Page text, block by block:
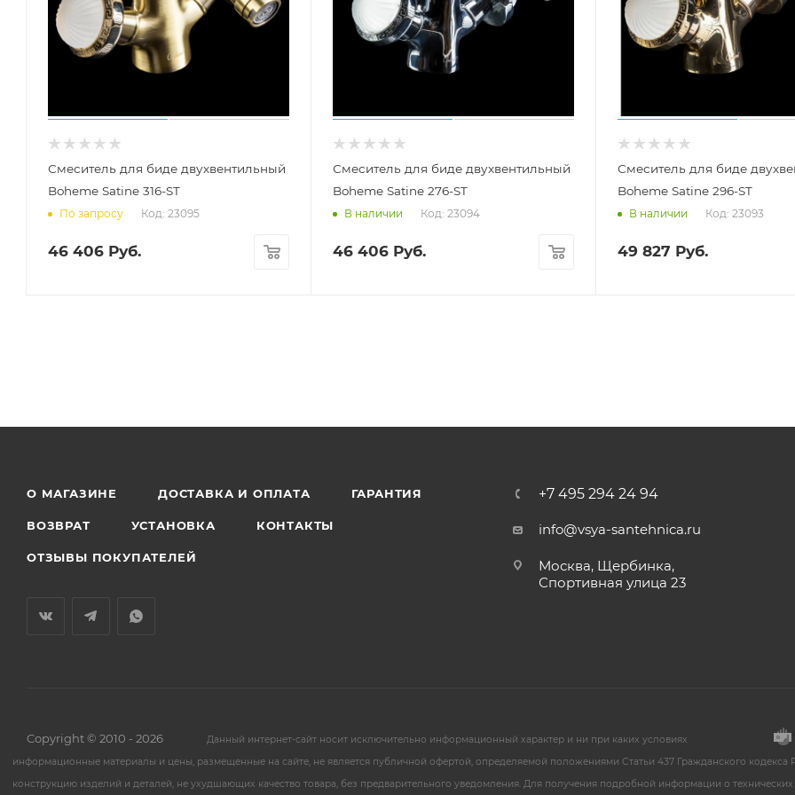
Смеситель для биде двухвентильный
Boheme Satine 316-ST
По запросу Код: 23095
46 406 Руб.
Смеситель для биде двухвентильный
Boheme Satine 276-ST
В наличии Код: 23094
46 406 Руб.
Смеситель для биде
Boheme Satine 296-ST
В наличии Код: 23093
49 827 Руб.
О МАГАЗИНЕ ДОСТАВКА И ОПЛАТА ГАРАНТИЯ
ВОЗВРАТ УСТАНОВКА КОНТАКТЫ
ОТЗЫВЫ ПОКУПАТЕЛЕЙ
+7 495 294 24 94
info@vsya-santehnica.ru
Москва, Щербинка,
Спортивная улица 23
Copyright © 2010 - 2026
Данный интернет-сайт носит исключительно информационный характер и ни при каких условиях
информационные материалы и цены, размещенные на сайте, не является публичной офертой, определяемой положениями Статьи 437 Гражданского кодекса
конструкцию изделий и деталей, не ухудшающих качество товара, без предварительного уведомления. Для получения подробной информации о